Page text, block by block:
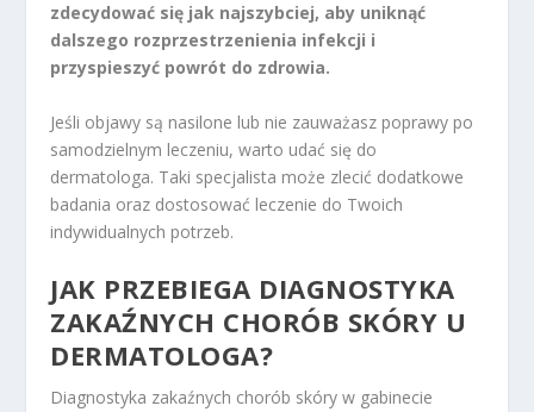
zdecydować się jak najszybciej, aby uniknąć
dalszego rozprzestrzenienia infekcji i
przyspieszyć powrót do zdrowia.
Jeśli objawy są nasilone lub nie zauważasz poprawy po
samodzielnym leczeniu, warto udać się do
dermatologa. Taki specjalista może zlecić dodatkowe
badania oraz dostosować leczenie do Twoich
indywidualnych potrzeb.
JAK PRZEBIEGA DIAGNOSTYKA
ZAKAŹNYCH CHORÓB SKÓRY U
DERMATOLOGA?
Diagnostyka zakaźnych chorób skóry w gabinecie